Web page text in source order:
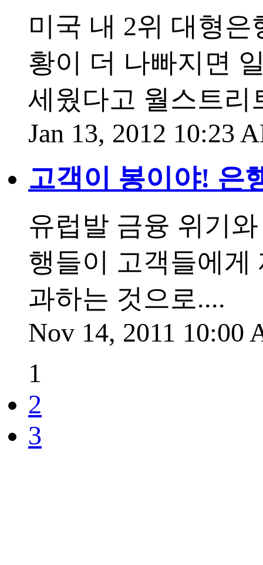
미국 내 2위 대형
황이 더 나빠지면
세웠다고 월스트리
Jan 13, 2012 10:23
고객이 봉이야! 은
유럽발 금융 위기
행들이 고객들에게
과하는 것으로....
Nov 14, 2011 10:00
1
2
3